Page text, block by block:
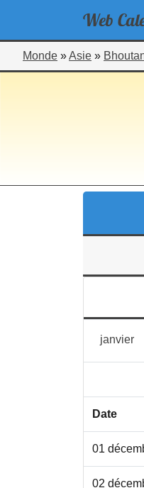
Web
Monde »Asie »
janvier
Date
01
02